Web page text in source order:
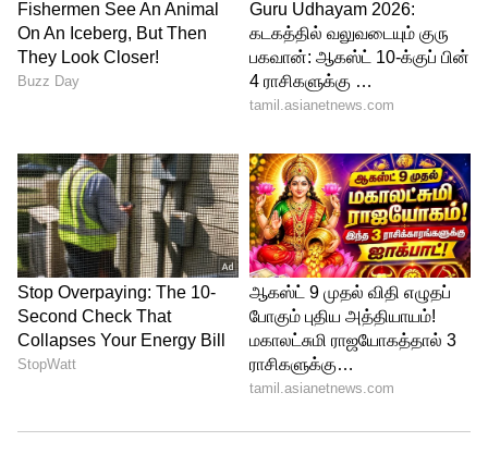
பெறுவது மட்டுமல்லாமல், இரண்டு முறை
இந்தியாவின் பிரதமராகவும் பதவியேற்பார்
என்று கூறியதையடுத்து அரசியல்
வட்டாரங்களில் புகழ் பெற்றார்.